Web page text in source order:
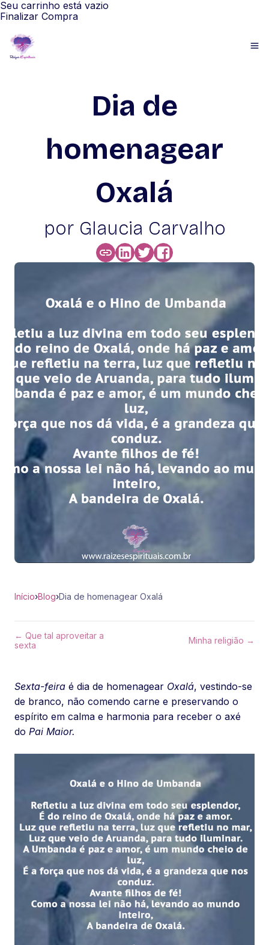
Seu carrinho está vazio
Finalizar Compra
Dia de
homenagear
Oxalá
por Glaucia Carvalho
Início›Blog›Dia de homenagear Oxalá
← Que tal aproveitar a
sexta
Minha religião →
Sexta-feira é dia de homenagear Oxalá, vestindo-se
de branco, não comendo carne e preservando o
espírito em calma e harmonia para receber o axé
do Pai Maior.